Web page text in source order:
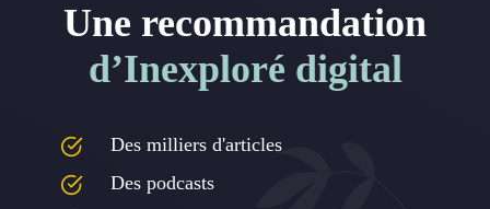
Une recommandation
d’Inexploré digital
Des milliers d'articles
Des podcasts